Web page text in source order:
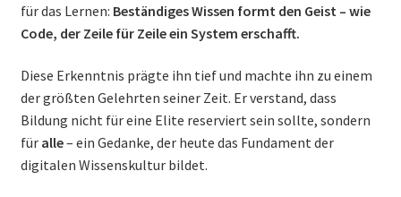
für das Lernen: Beständiges Wissen formt den Geist – wie
Code, der Zeile für Zeile ein System erschafft.
Diese Erkenntnis prägte ihn tief und machte ihn zu einem
der größten Gelehrten seiner Zeit. Er verstand, dass
Bildung nicht für eine Elite reserviert sein sollte, sondern
für alle– ein Gedanke, der heute das Fundament der
digitalen Wissenskultur bildet.